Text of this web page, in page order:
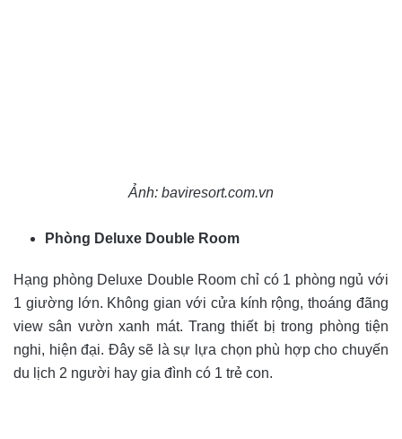
Ảnh: baviresort.com.vn
Phòng Deluxe Double Room
Hạng phòng Deluxe Double Room chỉ có 1 phòng ngủ với
1 giường lớn. Không gian với cửa kính rộng, thoáng đãng
view sân vườn xanh mát. Trang thiết bị trong phòng tiện
nghi, hiện đại. Đây sẽ là sự lựa chọn phù hợp cho chuyến
du lịch 2 người hay gia đình có 1 trẻ con.